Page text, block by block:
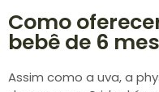
Como
bebê de 6
Assim como a uva, a